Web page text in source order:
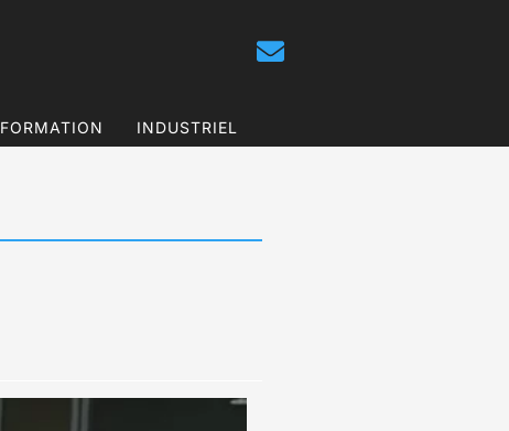
FORMATION INDUSTRIEL